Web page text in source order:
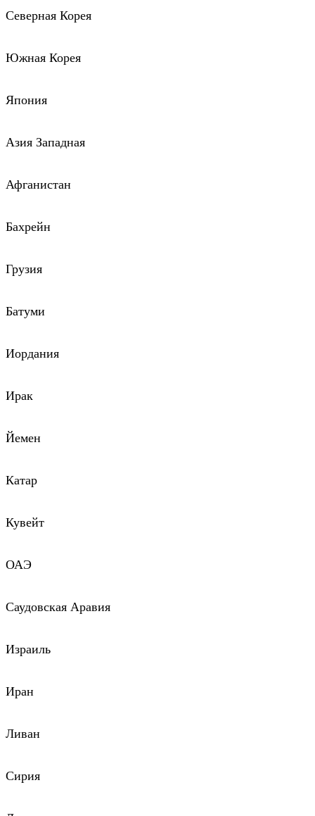
Северная Корея
Южная Корея
Япония
Азия Западная
Афганистан
Бахрейн
Грузия
Батуми
Иордания
Ирак
Йемен
Катар
Кувейт
ОАЭ
Саудовская Аравия
Израиль
Иран
Ливан
Сирия